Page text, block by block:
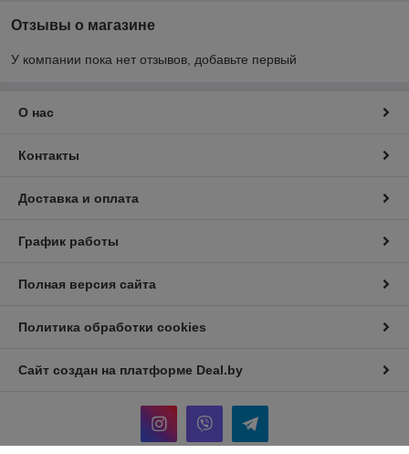
Отзывы о магазине
У компании пока нет отзывов, добавьте первый
О нас
Контакты
Доставка и оплата
График работы
Полная версия сайта
Политика обработки cookies
Сайт создан на платформе Deal.by